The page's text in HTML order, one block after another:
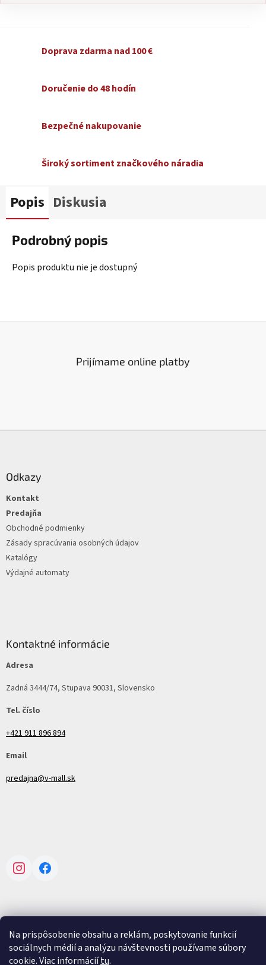
Na prispôsobenie obsahu a reklám, poskytovanie funkcií
sociálnych médií a analýzu návštevnosti používame súbory
cookie. Viac informáciítu.
Doprava zdarma nad 100 €
Doručenie do 48 hodín
Bezpečné nakupovanie
Široký sortiment značkového náradia
Popis Diskusia
Podrobný popis
Popis produktu nie je dostupný
Prijímame online platby
Odkazy
Kontakt
Predajňa
Obchodné podmienky
Zásady spracúvania osobných údajov
Katalógy
Výdajné automaty
Kontaktné informácie
Adresa
Zadná 3444/74, Stupava 90031, Slovensko
Tel. číslo
+421 911 896 894
Email
predajna@v-mall.sk
InstagramFacebook
Vytvoril Shoptet